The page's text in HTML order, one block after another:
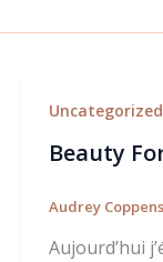
Uncategorized
Beauty
Audrey Coppens
Aujourd’hui